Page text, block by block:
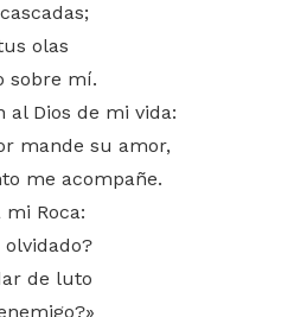
olas
sobre mí.
al Dios de mi vida:
mande su amor,
me acompañe.
mi Roca:
olvidado?
de luto